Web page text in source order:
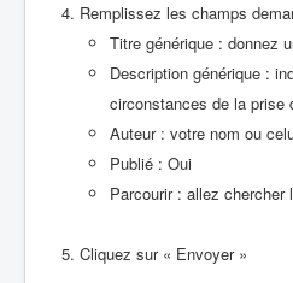
Remplissez les champs
Titre générique : donnez
Description générique :
circonstances de la prise
Auteur : votre nom ou
Publié : Oui
Parcourir : allez chercher
Cliquez sur « Envoyer »